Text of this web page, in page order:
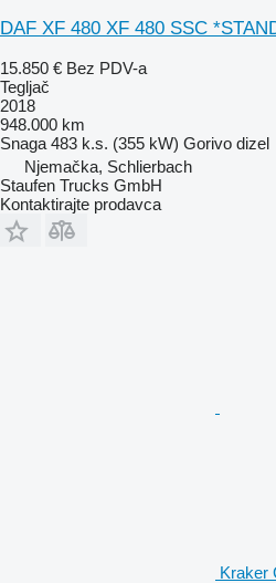
DAF XF 480 XF 480 SSC
15.850 € Bez PDV-a
Tegljač
2018
948.000 km
Snaga 483 k.s. (355 kW) Gorivo dizel
Njemačka, Schlierbach
Staufen Trucks GmbH
Kontaktirajte prodavca
Kraker